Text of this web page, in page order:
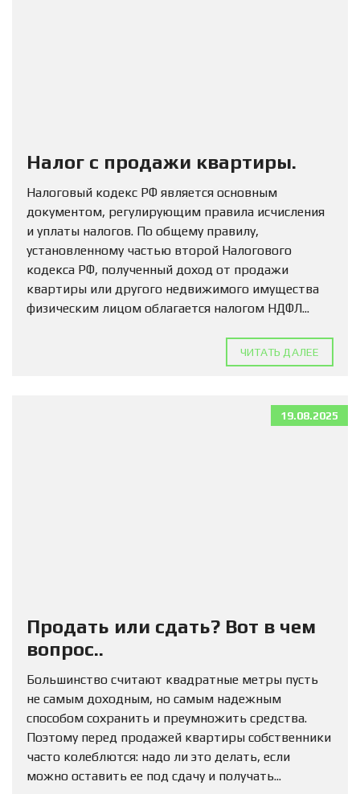
Налог с продажи квартиры.
Налоговый кодекс РФ является основным
документом, регулирующим правила исчисления
и уплаты налогов. По общему правилу,
установленному частью второй Налогового
кодекса РФ, полученный доход от продажи
квартиры или другого недвижимого имущества
физическим лицом облагается налогом НДФЛ...
ЧИТАТЬ ДАЛЕЕ
19.08.2025
Продать или сдать? Вот в чем
вопрос..
Большинство считают квадратные метры пусть
не самым доходным, но самым надежным
способом сохранить и преумножить средства.
Поэтому перед продажей квартиры собственники
часто колеблются: надо ли это делать, если
можно оставить ее под сдачу и получать...